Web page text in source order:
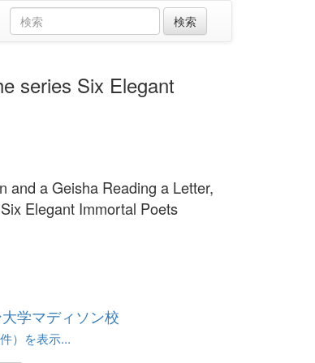
series Six Elegant
and a Geisha Reading a Letter,
Elegant Immortal Poets
学マディソン校
）を表示...